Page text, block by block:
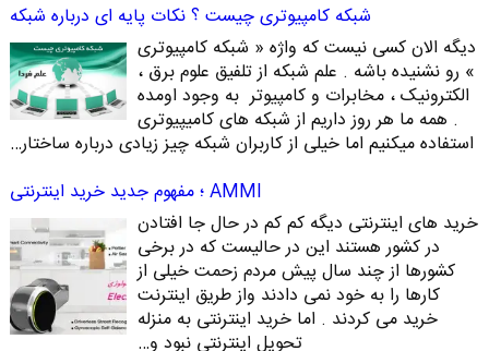
شبکه کامپیوتری چیست ؟ نکات پایه ای درباره شبکه
دیگه الان کسی نیست که واژه « شبکه کامپیوتری
» رو نشنیده باشه . علم شبکه از تلفیق علوم برق ،
الکترونیک ، مخابرات و کامپیوتر به وجود اومده
. همه ما هر روز داریم از شبکه های کامیپیوتری
استفاده میکنیم اما خیلی از کاربران شبکه چیز زیادی درباره ساختار…
AMMI ؛ مفهوم جدید خرید اینترنتی
خرید های اینترنتی دیگه کم کم در حال جا افتادن
در کشور هستند این در حالیست که در برخی
کشورها از چند سال پیش مردم زحمت خیلی از
کارها را به خود نمی دادند واز طریق اینترنت
خرید می کردند . اما خرید اینترنتی به منزله
تحویل اینترنتی نبود و…